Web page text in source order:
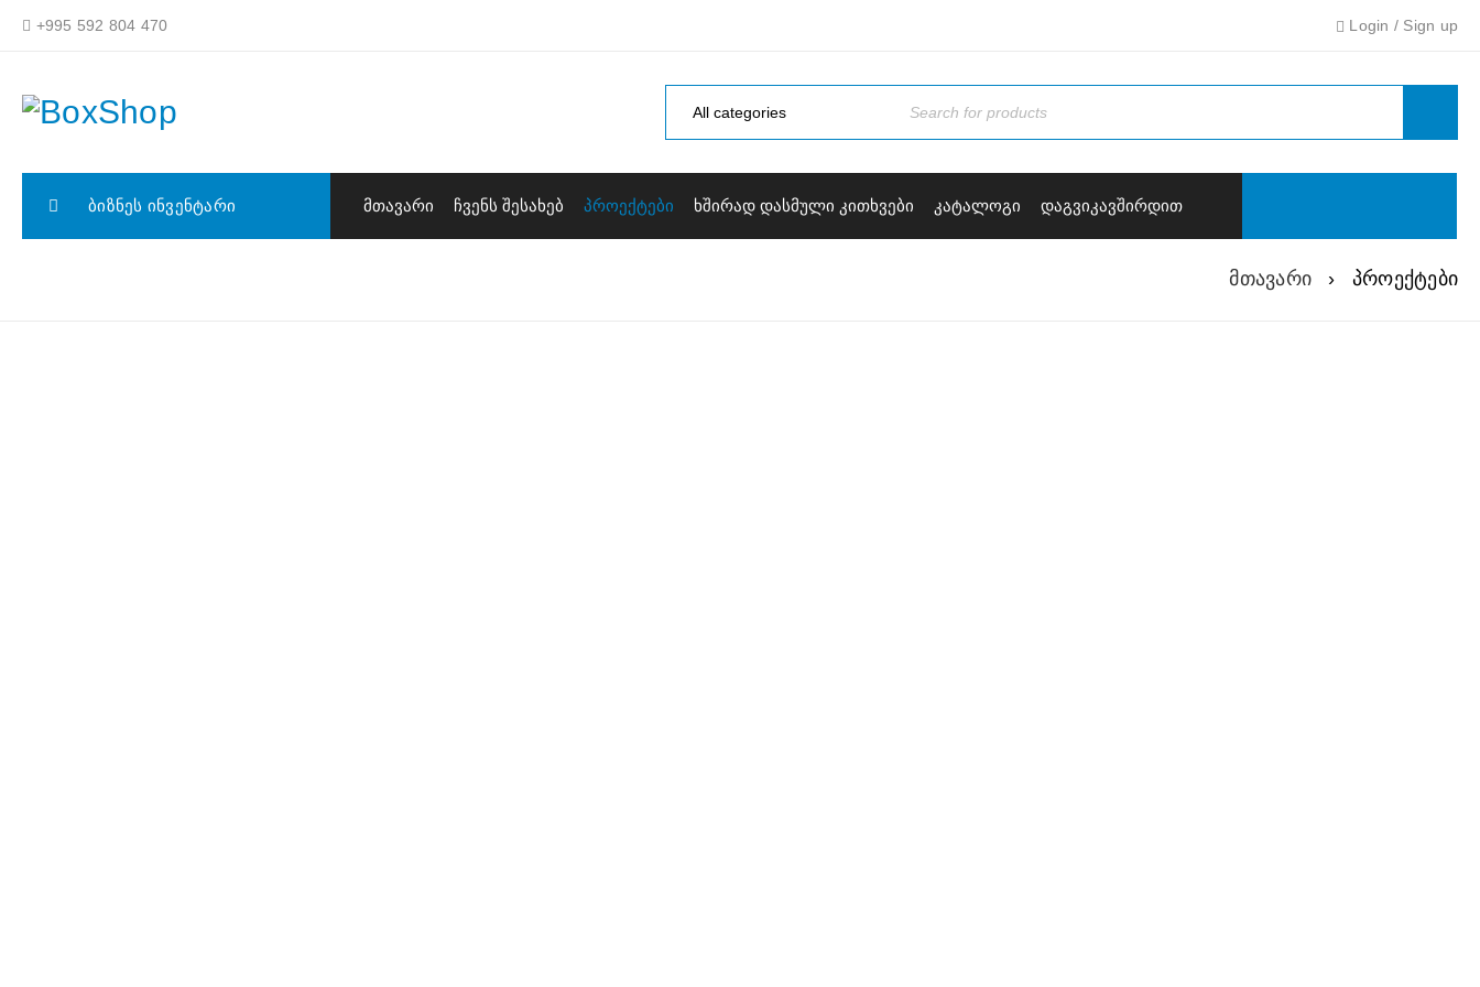
+995 592 804 470 Login / Sign up
ᲑᲘᲖᲜᲔᲡ ᲘᲜᲕᲔᲜᲢᲐᲠᲘ ᲛᲗᲐᲕᲐᲠᲘ ᲩᲕᲔᲜᲡ ᲨᲔᲡᲐᲮᲔᲑ ᲞᲠᲝᲔᲥᲢᲔᲑᲘ ᲮᲨᲘᲠᲐᲓ ᲓᲐᲡᲛᲣᲚᲘ ᲙᲘᲗᲮᲕᲔᲑᲘ ᲙᲐᲢᲐᲚᲝᲒᲘ ᲓᲐᲒᲕᲘᲙᲐᲕᲨᲘᲠᲓᲘᲗ
მთავარი › პროექტები